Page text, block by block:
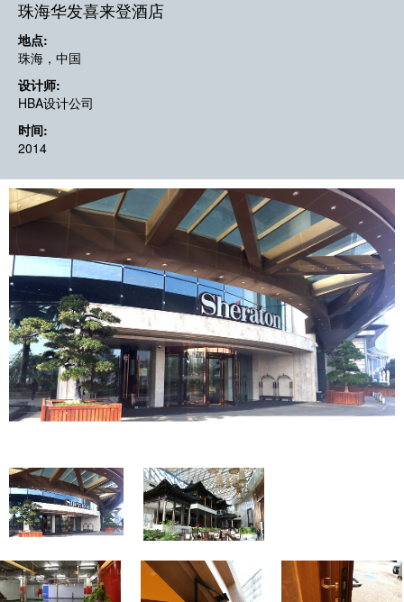
珠海华发喜来登酒店
地点:
珠海，中国
设计师:
HBA设计公司
时间:
2014